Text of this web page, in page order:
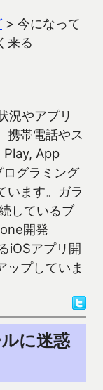
> 今になって
来る
況やアプリ
携帯電話やス
Play, App
グラミング
います。ガラ
しているブ
開発
iOSアプリ開
ップしていま
に迷惑